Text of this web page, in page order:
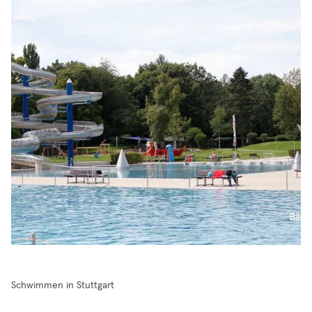
Schwimmen in Stuttgart